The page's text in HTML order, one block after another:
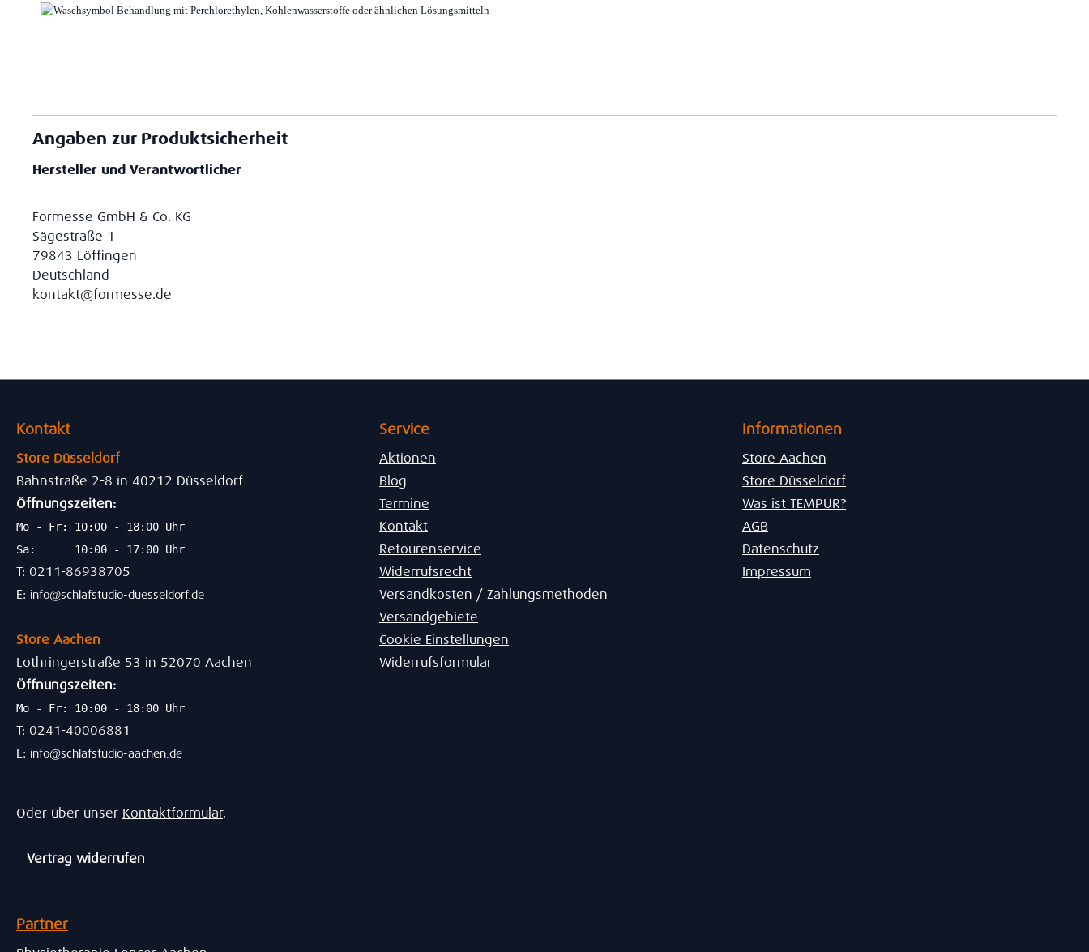
Angaben zur Produktsicherheit
Hersteller und Verantwortlicher
Formesse GmbH & Co. KG
Sägestraße 1
79843 Löffingen
Deutschland
kontakt@formesse.de
Kontakt
Store Düsseldorf
Bahnstraße 2-8 in 40212 Düsseldorf
Öffnungszeiten:
Mo - Fr: 10:00 - 18:00 Uhr
Sa: 10:00 - 17:00 Uhr
T: 0211-86938705
E: info@schlafstudio-duesseldorf.de
Store Aachen
Lothringerstraße 53 in 52070 Aachen
Öffnungszeiten:
Mo - Fr: 10:00 - 18:00 Uhr
T: 0241-40006881
E: info@schlafstudio-aachen.de
Oder über unser Kontaktformular.
Vertrag widerrufen
Service
Aktionen
Blog
Termine
Kontakt
Retourenservice
Widerrufsrecht
Versandkosten / Zahlungsmethoden
Versandgebiete
Cookie Einstellungen
Widerrufsformular
Informationen
Store Aachen
Store Düsseldorf
Was ist TEMPUR?
AGB
Datenschutz
Impressum
Partner